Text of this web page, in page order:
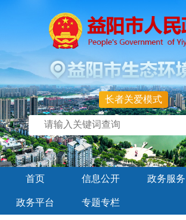
长者关爱模式
首页 信息公开 政务服务
政务平台 专题专栏